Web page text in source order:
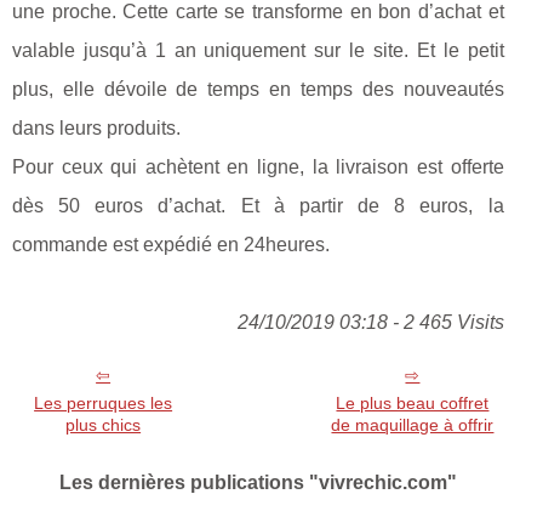
une proche. Cette carte se transforme en bon d’achat et
valable jusqu’à 1 an uniquement sur le site. Et le petit
plus, elle dévoile de temps en temps des nouveautés
dans leurs produits.
Pour ceux qui achètent en ligne, la livraison est offerte
dès 50 euros d’achat. Et à partir de 8 euros, la
commande est expédié en 24heures.
24/10/2019 03:18 - 2 465 Visits
Les perruques les
plus chics
Le plus beau coffret
de maquillage à offrir
Les dernières publications "vivrechic.com"